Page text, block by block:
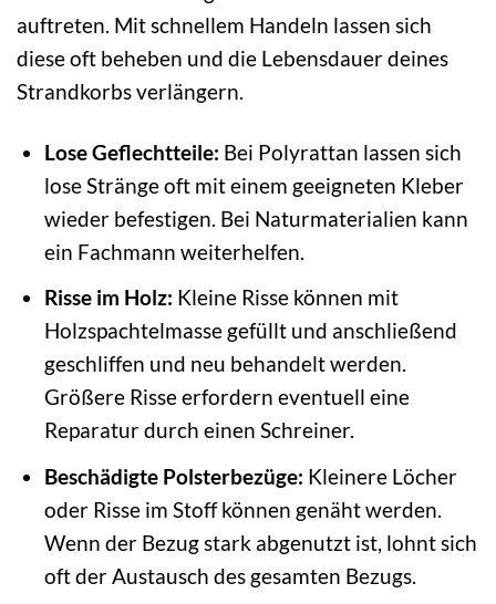
auftreten. Mit schnellem Handeln lassen sich
diese oft beheben und die Lebensdauer deines
Strandkorbs verlängern.
Lose Geflechtteile: Bei Polyrattan lassen sich
lose Stränge oft mit einem geeigneten Kleber
wieder befestigen. Bei Naturmaterialien kann
ein Fachmann weiterhelfen.
Risse im Holz: Kleine Risse können mit
Holzspachtelmasse gefüllt und anschließend
geschliffen und neu behandelt werden.
Größere Risse erfordern eventuell eine
Reparatur durch einen Schreiner.
Beschädigte Polsterbezüge: Kleinere Löcher
oder Risse im Stoff können genäht werden.
Wenn der Bezug stark abgenutzt ist, lohnt sich
oft der Austausch des gesamten Bezugs.